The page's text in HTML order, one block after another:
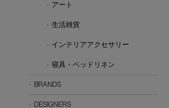
アート
生活雑貨
インテリアアクセサリー
寝具・ベッドリネン
BRANDS
DESIGNERS